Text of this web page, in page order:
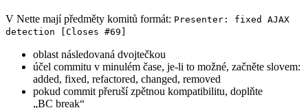
V Nette mají předměty komitů formát: Presenter: fixed AJAX
detection [Closes #69]
oblast následovaná dvojtečkou
účel commitu v minulém čase, je-li to možné, začněte slovem:
added, fixed, refactored, changed, removed
pokud commit přeruší zpětnou kompatibilitu, doplňte
„BC break“